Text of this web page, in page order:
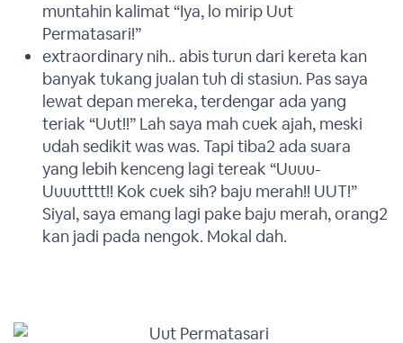
muntahin kalimat “Iya, lo mirip Uut
Permatasari!”
extraordinary nih.. abis turun dari kereta kan
banyak tukang jualan tuh di stasiun. Pas saya
lewat depan mereka, terdengar ada yang
teriak “Uut!!” Lah saya mah cuek ajah, meski
udah sedikit was was. Tapi tiba2 ada suara
yang lebih kenceng lagi tereak “Uuuu-
Uuuutttt!! Kok cuek sih? baju merah!! UUT!”
Siyal, saya emang lagi pake baju merah, orang2
kan jadi pada nengok. Mokal dah.